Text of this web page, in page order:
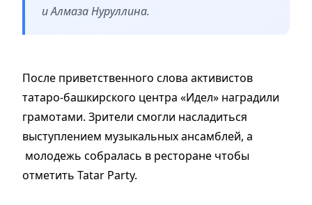
и Алмаза Нуруллина.
После приветственного слова активистов
татаро-башкирского центра «Идел» наградили
грамотами. Зрители смогли насладиться
выступлением музыкальных ансамблей, а
молодежь собралась в ресторане чтобы
отметить Tatar Party.